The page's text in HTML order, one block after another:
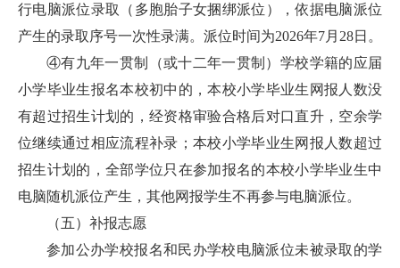
行电脑派位录取（多胞胎子女捆绑派位），依据电脑派位
产生的录取序号一次性录满。派位时间为2026年7月28日。
④有九年一贯制（或十二年一贯制）学校学籍的应届
小学毕业生报名本校初中的，本校小学毕业生网报人数没
有超过招生计划的，经资格审验合格后对口直升，空余学
位继续通过相应流程补录；本校小学毕业生网报人数超过
招生计划的，全部学位只在参加报名的本校小学毕业生中
电脑随机派位产生，其他网报学生不再参与电脑派位。
（五）补报志愿
参加公办学校报名和民办学校电脑派位未被录取的学